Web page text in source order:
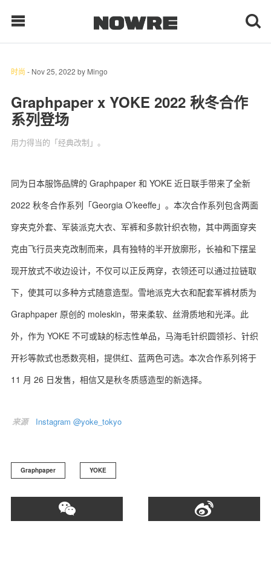
时 尚
球 鞋
生 活
关于我们 联系我们
时尚 - Nov 25, 2022 by Mingo
Graphpaper x YOKE 2022 秋冬合作
系列登场
用力得当的「经典改制」。
同为日本服饰品牌的 Graphpaper 和 YOKE 近日联手带来了全新
2022 秋冬合作系列「Georgia O’keeffe」。本次合作系列包含两面
穿夹克外套、军装派克大衣、军裤和多款针织衣物，其中两面穿夹
克由飞行员夹克改制而来，具有独特的半开放廓形，长袖和下摆呈
现开放式不收边设计，不仅可以正反两穿，衣领还可以通过拉链取
下，使其可以多种方式随意造型。雪地派克大衣和配套军裤材质为
Graphpaper 原创的 moleskin，带来柔软、丝滑质地和光泽。此
外，作为 YOKE 不可或缺的标志性单品，马海毛针织圆领衫、针织
开衫等款式也悉数亮相，提供红、蓝两色可选。本次合作系列将于
11 月 26 日发售，相信又是秋冬质感造型的新选择。
来源 Instagram @yoke_tokyo
Graphpaper YOKE